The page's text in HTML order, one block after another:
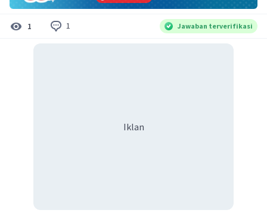
1 1 Jawaban terverifikasi
Iklan